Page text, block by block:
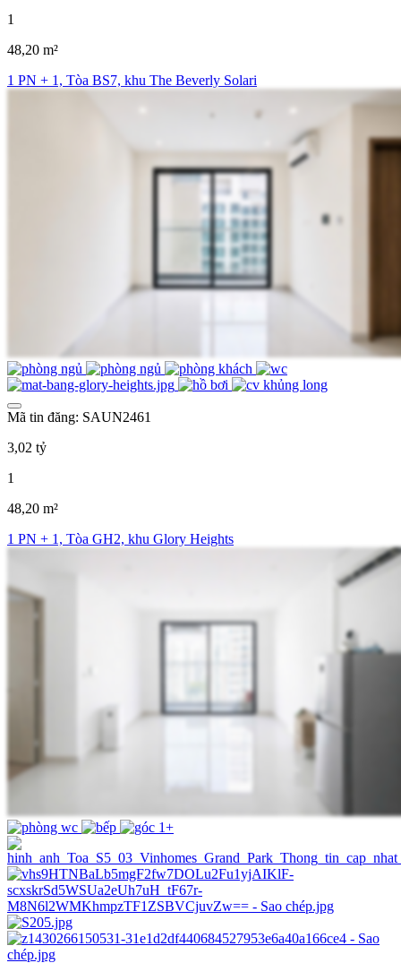
1
48,20 m²
1 PN + 1, Tòa BS7, khu The Beverly Solari
Mã tin đăng: SAUN2461
3,02 tỷ
1
48,20 m²
1 PN + 1, Tòa GH2, khu Glory Heights